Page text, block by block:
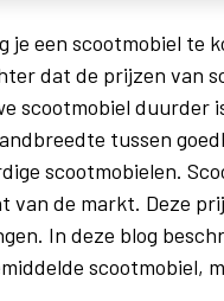
je een scootmobiel te
dat de prijzen van
scootmobiel duurder
tussen
scootmobielen.
van de markt. Deze
In deze blog
scootmobiel,